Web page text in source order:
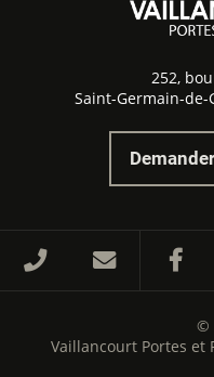
252,
Saint-Germain-de-
©
Vaillancourt Portes et